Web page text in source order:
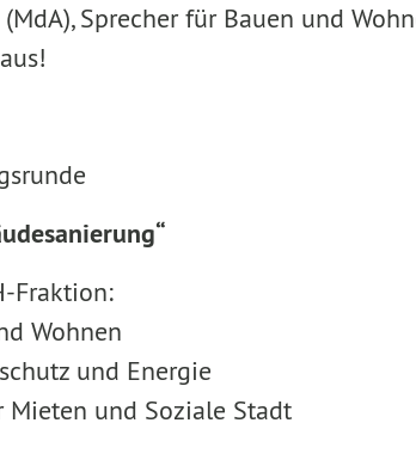
Sprecher für Bauen und
Fraktion:
Wohnen
und Energie
Mieten und Soziale Stadt